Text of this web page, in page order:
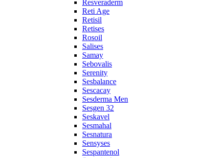
Resveraderm
Reti Age
Retisil
Retises
Rosoil
Salises
Samay
Sebovalis
Serenity
Sesbalance
Sescacay
Sesderma Men
Sesgen 32
Seskavel
Sesmahal
Sesnatura
Sensyses
Sespantenol